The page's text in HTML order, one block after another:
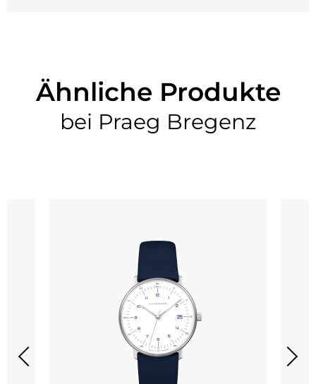
Ähnliche Produkte
bei Praeg Bregenz